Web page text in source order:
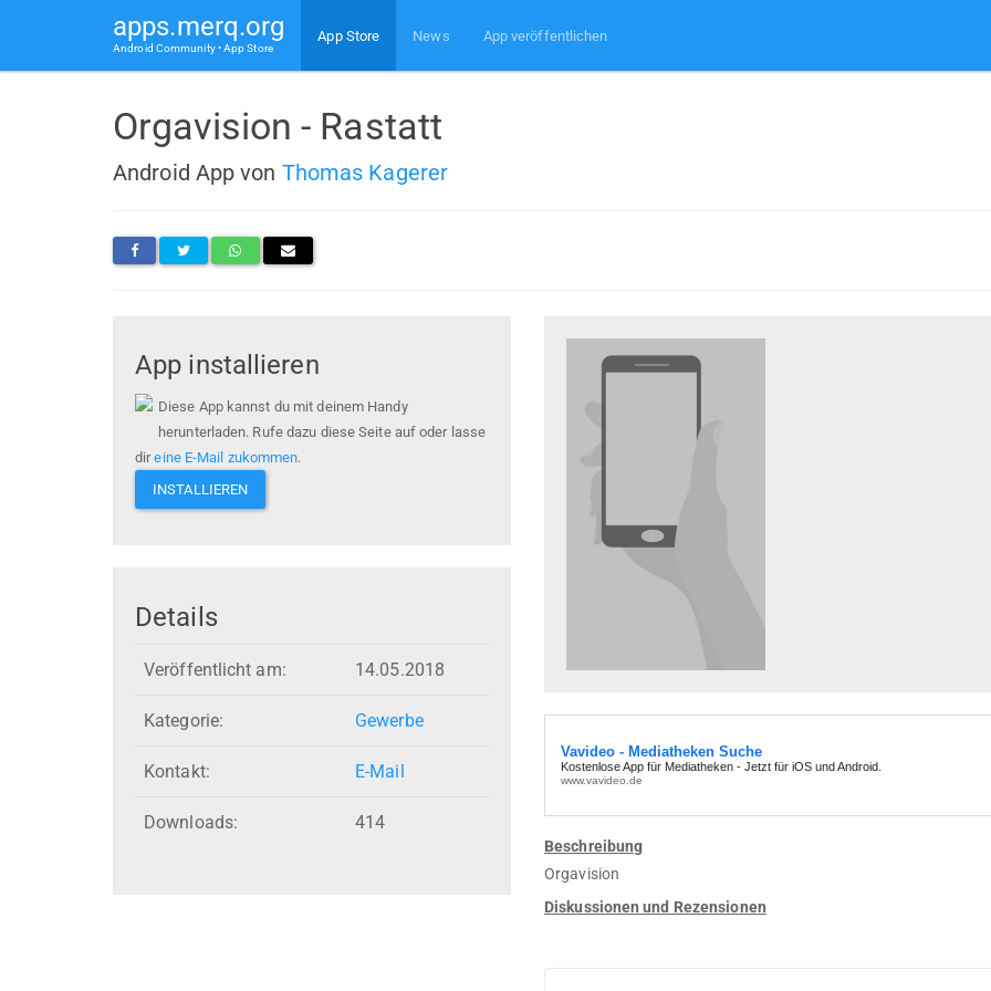
apps.merq.org
Android Community • App Store
App Store News App veröffentlichen
Orgavision - Rastatt
Android App von Thomas Kagerer
App installieren
Diese App kannst du mit deinem Handy
herunterladen. Rufe dazu diese Seite auf oder lasse
direine E-Mail zukommen.
INSTALLIEREN
Details
Veröffentlicht am: 14.05.2018
Kategorie: Gewerbe
Kontakt: E-Mail
Downloads: 414
Beschreibung
Orgavision
Diskussionen und Rezensionen